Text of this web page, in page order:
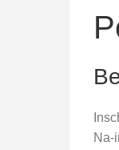
Na-